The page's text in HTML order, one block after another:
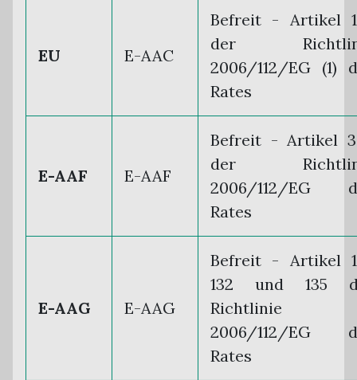
EU E-AAC
Befreit - Artikel
der
2006/112/EG (1)
Rates
E-AAF E-AAF
Befreit - Artikel
der
2006/112/EG
Rates
E-AAG E-AAG
Befreit - Artikel
132 und 135
Richtlinie
2006/112/EG
Rates